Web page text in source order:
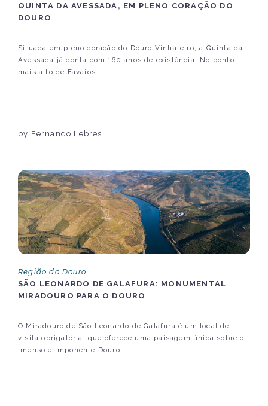
QUINTA DA AVESSADA, EM PLENO CORAÇÃO DO
DOURO
Situada em pleno coração do Douro Vinhateiro, a Quinta da
Avessada já conta com 160 anos de existência. No ponto
mais alto de Favaios.
by Fernando Lebres
Região do Douro
SÃO LEONARDO DE GALAFURA: MONUMENTAL
MIRADOURO PARA O DOURO
O Miradouro de São Leonardo de Galafura é um local de
visita obrigatória, que oferece uma paisagem única sobre o
imenso e imponente Douro.